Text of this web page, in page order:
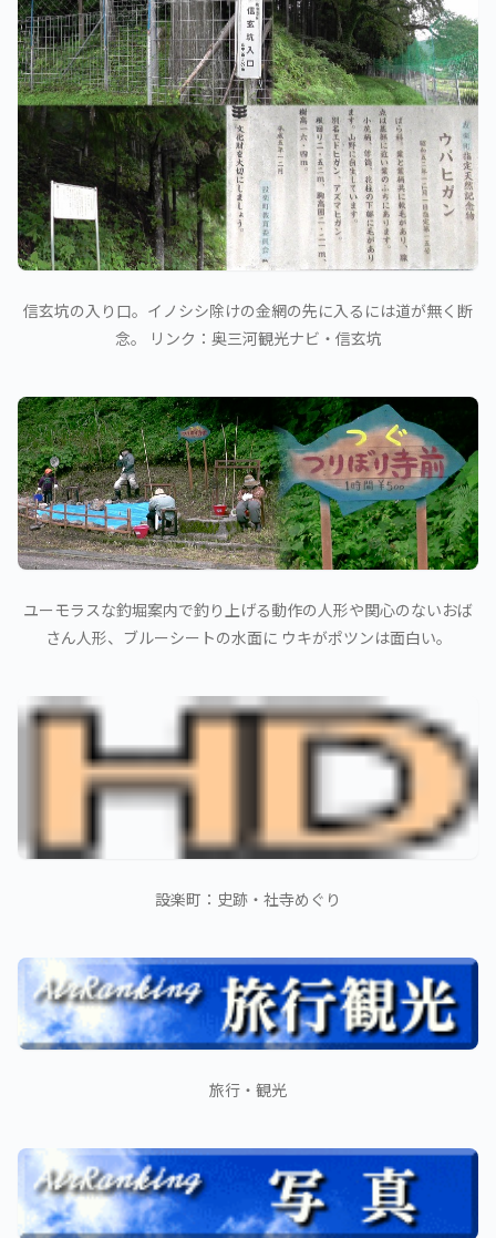
信玄坑の入り口。イノシシ除けの金網の先に入るには道が無く断
念。 リンク：奥三河観光ナビ・信玄坑
ユーモラスな釣堀案内で釣り上げる動作の人形や関心のないおば
さん人形、ブルーシートの水面に ウキがポツンは面白い。
設楽町：史跡・社寺めぐり
旅行・観光